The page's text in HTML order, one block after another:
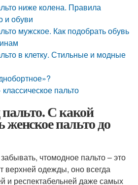
ниже колена. Правила
и обуви
мужское. Как подобрать обувь
в клетку. Стильные и модные
пальто
С какой
женское пальто до
чтомодное пальто – это
верхней одежды, оно всегда
и респектабельней даже самых